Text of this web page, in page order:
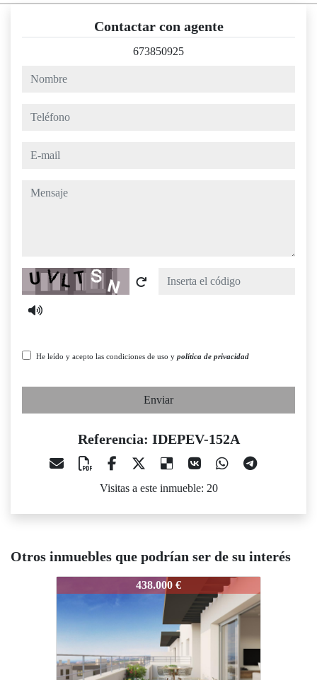
Contactar con agente
673850925
nombre
teléfono
e-mail
mensaje
Captcha
He leído y acepto las condiciones de uso y política de privacidad
Enviar
Referencia: IDEPEV-152A
Visitas a este inmueble: 20
Otros inmuebles que podrían ser de su interés
IDEPEV-152A598.000 €